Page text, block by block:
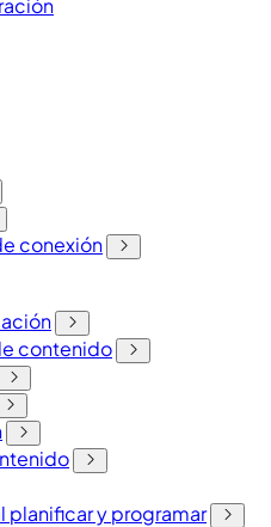
conexión
contenido
planificar y programar